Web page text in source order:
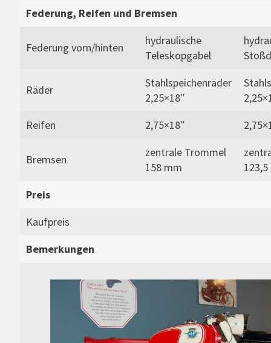
Federung, Reifen und Bremsen
Federung vorn/hinten
hydraulische
Teleskopgabel
Räder
Stahlspeichenräder
2,25×18″
Reifen
2,75×18″
Bremsen
zentrale Trommel
158 mm
Preis
Kaufpreis
Bemerkungen